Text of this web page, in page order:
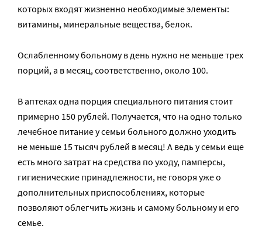
которых входят жизненно необходимые элементы:
витамины, минеральные вещества, белок.
Ослабленному больному в день нужно не меньше трех
порций, а в месяц, соответственно, около 100.
В аптеках одна порция специального питания стоит
примерно 150 рублей. Получается, что на одно только
лечебное питание у семьи больного должно уходить
не меньше 15 тысяч рублей в месяц! А ведь у семьи еще
есть много затрат на средства по уходу, памперсы,
гигиенические принадлежности, не говоря уже о
дополнительных приспособлениях, которые
позволяют облегчить жизнь и самому больному и его
семье.